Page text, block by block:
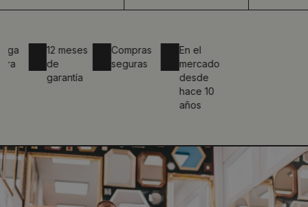
12 meses
garantía
Compras
seguras
mercado
desde
hace 10